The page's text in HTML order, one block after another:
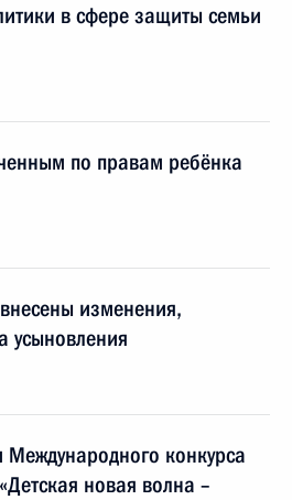
в сфере защиты семьи
по правам ребёнка
изменения,
усыновления
Международного конкурса
новая волна –